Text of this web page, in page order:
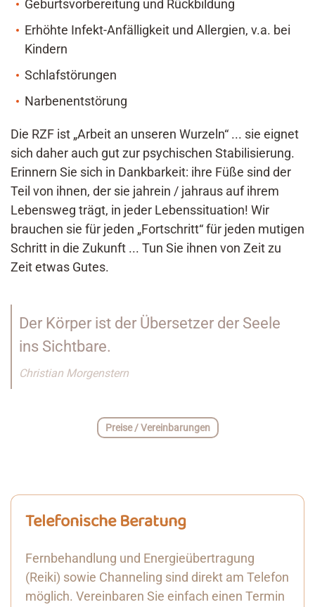
Geburtsvorbereitung und Rückbildung
Erhöhte Infekt-Anfälligkeit und Allergien, v.a. bei
Kindern
Schlafstörungen
Narbenentstörung
Die RZF ist „Arbeit an unseren Wurzeln“ ... sie eignet
sich daher auch gut zur psychischen Stabilisierung.
Erinnern Sie sich in Dankbarkeit: ihre Füße sind der
Teil von ihnen, der sie jahrein / jahraus auf ihrem
Lebensweg trägt, in jeder Lebenssituation! Wir
brauchen sie für jeden „Fortschritt“ für jeden mutigen
Schritt in die Zukunft ... Tun Sie ihnen von Zeit zu
Zeit etwas Gutes.
Der Körper ist der Übersetzer der Seele
ins Sichtbare.
Christian Morgenstern
Preise / Vereinbarungen
Telefonische Beratung
Fernbehandlung und Energieübertragung
(Reiki) sowie Channeling sind direkt am Telefon
möglich. Vereinbaren Sie einfach einen Termin